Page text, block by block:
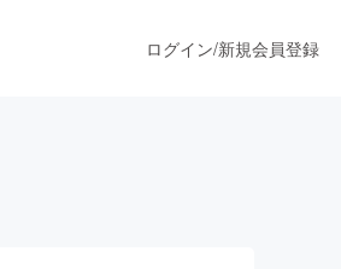
ログイン/新規会員登録